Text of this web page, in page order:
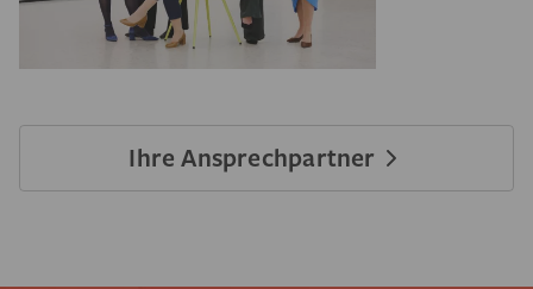
Ihre Ansprechpartner